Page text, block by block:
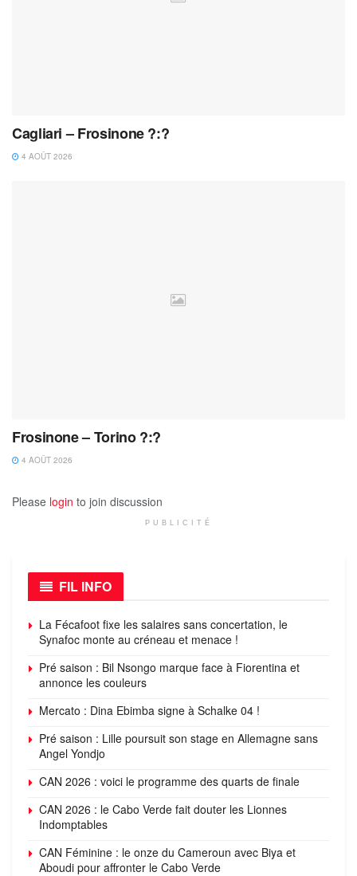
Cagliari – Frosinone ?:?
4 AOÛT 2026
Frosinone – Torino ?:?
4 AOÛT 2026
Please login to join discussion
PUBLICITÉ
FIL INFO
La Fécafoot fixe les salaires sans concertation, le
Synafoc monte au créneau et menace !
Pré saison : Bil Nsongo marque face à Fiorentina et
annonce les couleurs
Mercato : Dina Ebimba signe à Schalke 04 !
Pré saison : Lille poursuit son stage en Allemagne sans
Angel Yondjo
CAN 2026 : voici le programme des quarts de finale
CAN 2026 : le Cabo Verde fait douter les Lionnes
Indomptables
CAN Féminine : le onze du Cameroun avec Biya et
Aboudi pour affronter le Cabo Verde